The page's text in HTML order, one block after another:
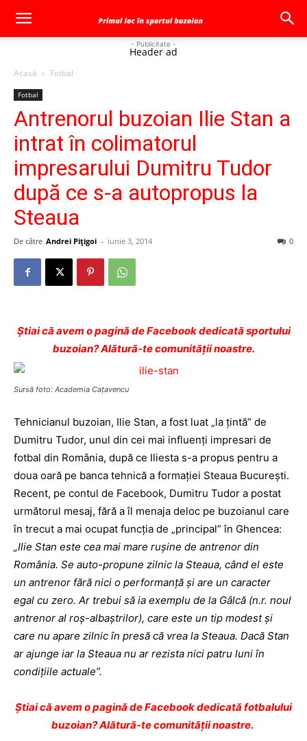
- Publicitate -
Header ad
Acasă Fotbal
Fotbal
Antrenorul buzoian Ilie Stan a
intrat în colimatorul
impresarului Dumitru Tudor
după ce s-a autopropus la
Steaua
De către Andrei Pițigoi - iunie 3, 2014 0
Ştiai că avem o pagină de Facebook dedicată sportului
buzoian? Alătură-te comunității noastre.
Sursă foto: Academia Cațavencu
Tehnicianul buzoian, Ilie Stan, a fost luat „la ţintă” de
Dumitru Tudor, unul din cei mai influenţi impresari de
fotbal din România, după ce Iliesta s-a propus pentru a
doua oară pe banca tehnică a formaţiei Steaua Bucureşti.
Recent, pe contul de Facebook, Dumitru Tudor a postat
următorul mesaj, fără a îl menaja deloc pe buzoianul care
în trecut a mai ocupat funcţia de „principal” în Ghencea:
„Ilie Stan este cea mai mare ruşine de antrenor din
România. Se auto-propune zilnic la Steaua, când el este
un antrenor fără nici o performanţă şi are un caracter
egal cu zero. Ar trebui să ia exemplu de la Gâlcă (n.r. noul
antrenor al roş-albaştrilor), care este un tip modest şi
care nu apare zilnic în presă că vrea la Steaua. Dacă Stan
ar ajunge iar la Steaua nu ar rezista nici patru luni în
condiţiile actuale”.
Ştiai că avem o pagină de Facebook dedicată fotbalului
buzoian? Alătură-te comunității noastre.